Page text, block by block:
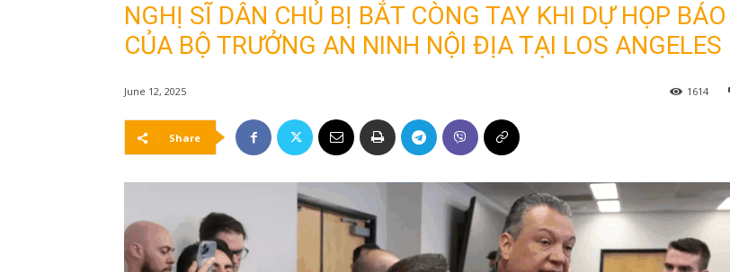
NGHỊ SĨ DÂN CHỦ BỊ BẮT CÒNG TAY KHI DỰ HỌP BÁO
CỦA BỘ TRƯỞNG AN NINH NỘI ĐỊA TẠI LOS ANGELES
June 12, 2025 1614
Share